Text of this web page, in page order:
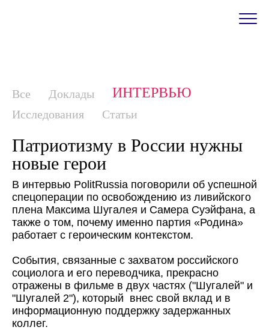
Все Доклады ИНТЕРВЬЮ
Исследования Статьи
Патриотизму в России нужны
новые герои
В интервью PolitRussia поговорили об успешной
спецоперации по освобождению из ливийского
плена Максима Шугалея и Самера Суэйфана, а
также о том, почему именно партия «Родина»
работает с героическим контекстом.
События, связанные с захватом российского
социолога и его переводчика, прекрасно
отражены в фильме в двух частях ("Шугалей" и
"Шугалей 2"), который внес свой вклад и в
информационную поддержку задержанных
коллег.